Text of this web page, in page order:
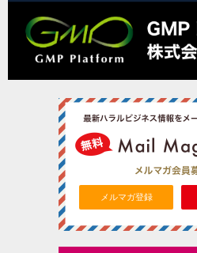
メルマガ登録